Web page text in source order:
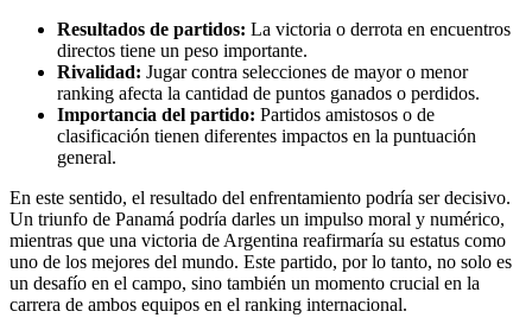
Resultados de partidos: La victoria o derrota en encuentros
directos tiene un peso importante.
Rivalidad: Jugar contra selecciones de mayor o menor
ranking afecta la cantidad de puntos ganados o perdidos.
Importancia del partido: Partidos amistosos o de
clasificación tienen diferentes impactos en la puntuación
general.
En este sentido, el resultado del enfrentamiento podría ser decisivo.
Un triunfo de Panamá podría darles un impulso moral y numérico,
mientras que una victoria de Argentina reafirmaría su estatus como
uno de los mejores del mundo. Este partido, por lo tanto, no solo es
un desafío en el campo, sino también un momento crucial en la
carrera de ambos equipos en el ranking internacional.